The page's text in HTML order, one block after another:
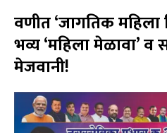
वणीत ‘जागतिक महिला
भव्य ‘महिला मेळावा’ व
मेजवानी!